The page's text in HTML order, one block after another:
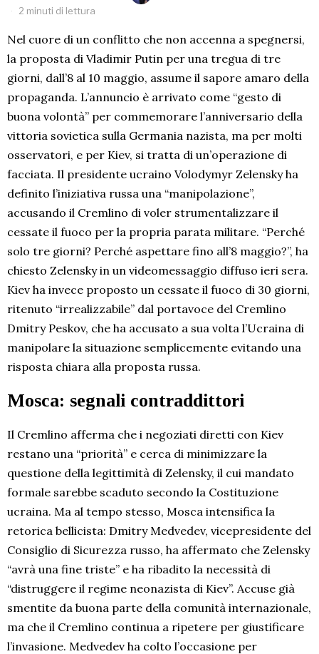
2 minuti di lettura
Nel cuore di un conflitto che non accenna a spegnersi,
la proposta di Vladimir Putin per una tregua di tre
giorni, dall’8 al 10 maggio, assume il sapore amaro della
propaganda. L’annuncio è arrivato come “gesto di
buona volontà” per commemorare l’anniversario della
vittoria sovietica sulla Germania nazista, ma per molti
osservatori, e per Kiev, si tratta di un’operazione di
facciata. Il presidente ucraino Volodymyr Zelensky ha
definito l’iniziativa russa una “manipolazione”,
accusando il Cremlino di voler strumentalizzare il
cessate il fuoco per la propria parata militare. “Perché
solo tre giorni? Perché aspettare fino all’8 maggio?”, ha
chiesto Zelensky in un videomessaggio diffuso ieri sera.
Kiev ha invece proposto un cessate il fuoco di 30 giorni,
ritenuto “irrealizzabile” dal portavoce del Cremlino
Dmitry Peskov, che ha accusato a sua volta l’Ucraina di
manipolare la situazione semplicemente evitando una
risposta chiara alla proposta russa.
Mosca: segnali contraddittori
Il Cremlino afferma che i negoziati diretti con Kiev
restano una “priorità” e cerca di minimizzare la
questione della legittimità di Zelensky, il cui mandato
formale sarebbe scaduto secondo la Costituzione
ucraina. Ma al tempo stesso, Mosca intensifica la
retorica bellicista: Dmitry Medvedev, vicepresidente del
Consiglio di Sicurezza russo, ha affermato che Zelensky
“avrà una fine triste” e ha ribadito la necessità di
“distruggere il regime neonazista di Kiev”. Accuse già
smentite da buona parte della comunità internazionale,
ma che il Cremlino continua a ripetere per giustificare
l’invasione. Medvedev ha colto l’occasione per